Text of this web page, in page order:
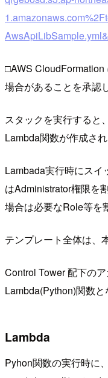
□AWS CloudFormation
場合があることを承認
スタックを実行すると
Lambda関数が作成され
Lambada実行時にス
はAdministrator権限を
場合は必要なRole等を
テンプレート全体は、
Control Tower 配下の
Lambda(Python)関数と
Lambda
Pyhon関数の実行時に